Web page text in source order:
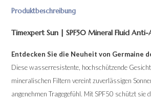
Produktbeschreibung
Timexpert Sun | SPF50 Mineral Fluid
Entdecken Sie die Neuheit von Germaine
Diese wasserresistente, hochschützende
mineralischen Filtern vereint zuverlässigen
angenehmen Tragegefühl. Mit SPF50 schützt sie